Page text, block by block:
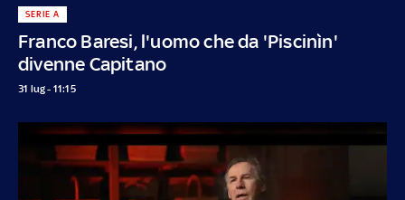
Franco Baresi, l'uomo che da 'Piscinìn'
divenne Capitano
SERIE A
31 lug - 11:15